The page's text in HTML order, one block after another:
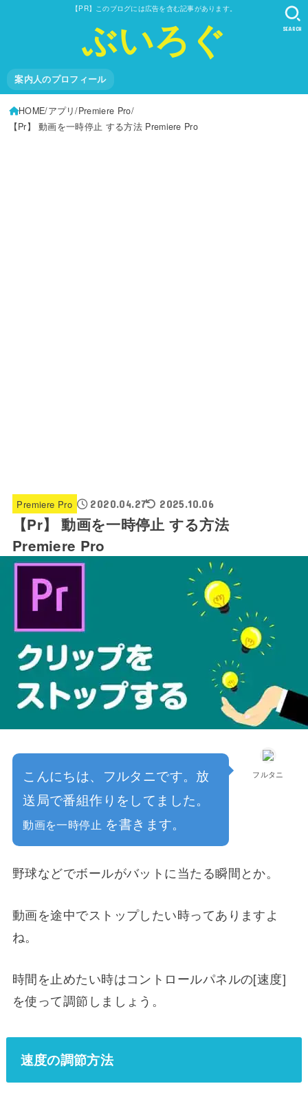
【PR】このブログには広告を含む記事があります。
ぶいろぐ
案内人のプロフィール
SEARCH
HOME アプリ Premiere Pro
【Pr】 動画を一時停止 する方法 Premiere Pro
Premiere Pro 2020.04.27 2025.10.06
【Pr】 動画を一時停止 する方法
Premiere Pro
フルタニ
こんにちは、フルタニです。放
送局で番組作りをしてました。
動画を一時停止 を書きます。
野球などでボールがバットに当たる瞬間とか。
動画を途中でストップしたい時ってありますよ
ね。
時間を止めたい時はコントロールパネルの[速度]
を使って調節しましょう。
速度の調節方法